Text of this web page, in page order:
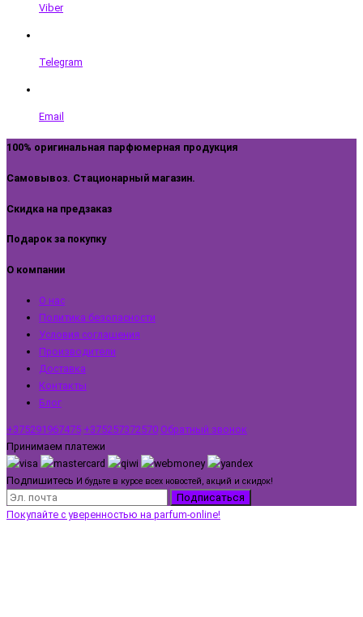
Viber
Telegram
Email
100% оригинальная парфюмерная продукция
Самовывоз. Стационарный магазин.
Скидка на предзаказ
Подарок за покупку
О компании
О нас
Политика безопасности
Условия соглашения
Производители
Доставка
Контакты
Блог
+375291967475 +375257372570 Обратный звонок
Принимаем платежи
Подпишитесь И будьте в курсе всех новостей, акций и скидок!
Подписаться
Покупайте с уверенностью на parfum-online!